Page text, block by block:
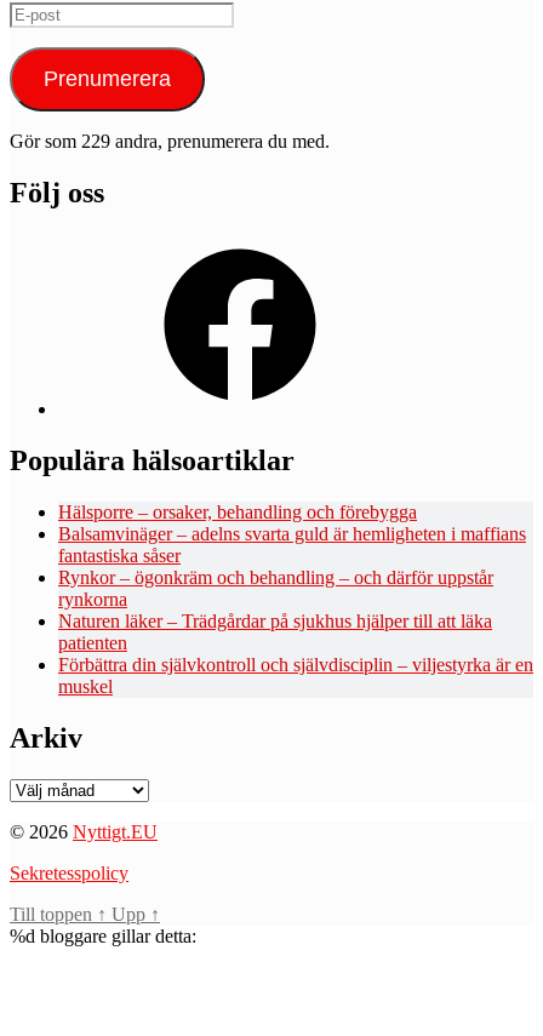
E-
post
Prenumerera
Gör som 229 andra, prenumerera du med.
Följ oss
Populära hälsoartiklar
Hälsporre – orsaker, behandling och förebygga
Balsamvinäger – adelns svarta guld är hemligheten i maffians
fantastiska såser
Rynkor – ögonkräm och behandling – och därför uppstår
rynkorna
Naturen läker – Trädgårdar på sjukhus hjälper till att läka
patienten
Förbättra din självkontroll och självdisciplin – viljestyrka är en
muskel
Arkiv
Arkiv
© 2026 Nyttigt.EU
Sekretesspolicy
Till toppen ↑ Upp ↑
%d bloggare gillar detta: